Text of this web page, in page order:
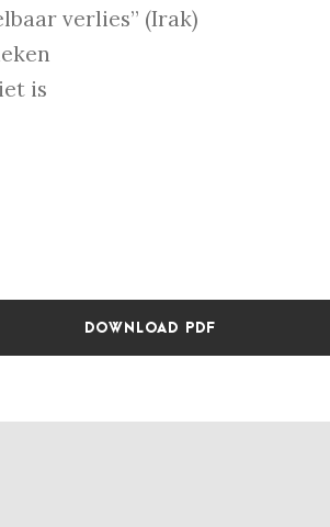
verlies” (Irak)
is
DOWNLOAD PDF